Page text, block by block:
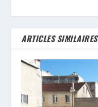
ARTICLES SIMILAIRES